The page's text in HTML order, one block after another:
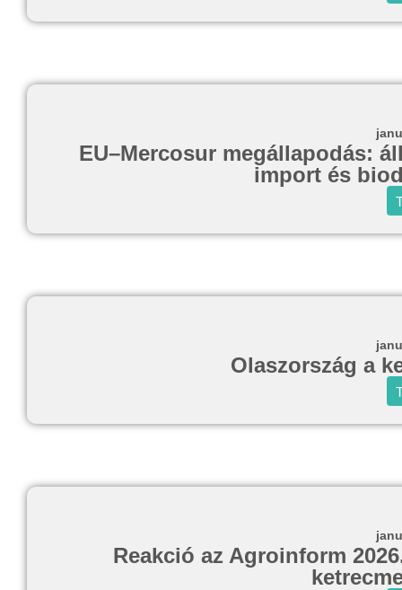
EU–Mercosur megállapodás:
import és
Olaszország a
Reakció az Agroinform